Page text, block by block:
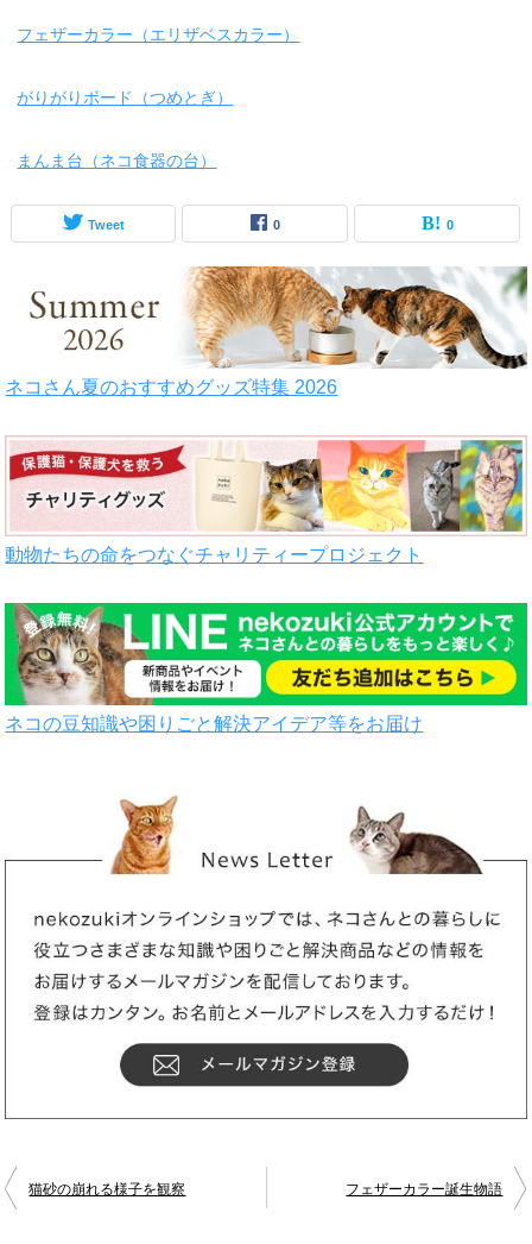
フェザーカラー（エリザベスカラー）
がりがりボード（つめとぎ）
まんま台（ネコ食器の台）
Tweet 0 0
ネコさん夏のおすすめグッズ特集 2026
動物たちの命をつなぐチャリティープロジェクト
ネコの豆知識や困りごと解決アイデア等をお届け
投
猫砂の崩れる様子を観察 フェザーカラー誕生物語